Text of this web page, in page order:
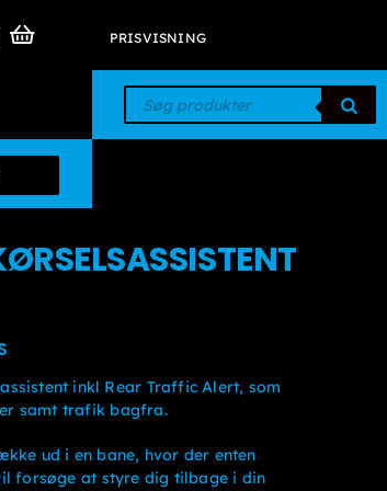
PRISVISNING
Products
search
11.500
14.000
inkl Rear Traffic Alert, som
samt trafik bagfra.
ud i en bane, hvor der enten
forsøge at styre dig tilbage i din